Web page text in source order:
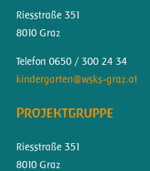
Riesstraße 351
8010 Graz
Telefon 0650 / 300 24 34
kindergarten@wsks-graz.at
Projektgruppe
Riesstraße 351
8010 Graz